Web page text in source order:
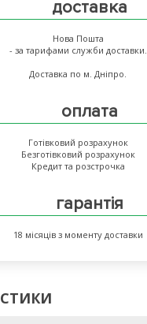
доставка
Нова Пошта
- за тарифами служби доставки.
Доставка по м. Дніпро.
оплата
Готівковий розрахунок
Безготівковий розрахунок
Кредит та розстрочка
гарантія
18 місяців з моменту доставки